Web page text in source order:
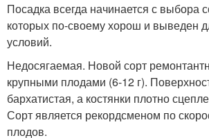
Посадка всегда начинается с выбора
которых по-своему хорош и выведен
условий.
Недосягаемая. Новой сорт
крупными плодами (6-12 г).
бархатистая, а костянки плотно
Сорт является рекордсменом по
плодов.